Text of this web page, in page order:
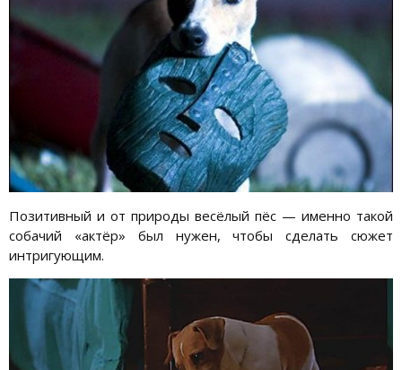
Позитивный и от природы весёлый пёс — именно такой
собачий «актёр» был нужен, чтобы сделать сюжет
интригующим.